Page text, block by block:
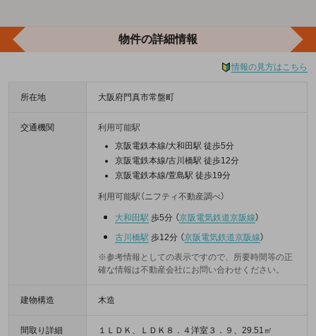
物件の詳細情報
情報の見方はこちら
所在地 大阪府門真市常盤町
交通機関
利用可能駅
京阪電鉄本線/大和田駅 徒歩5分
京阪電鉄本線/古川橋駅 徒歩12分
京阪電鉄本線/萱島駅 徒歩19分
利用可能駅（ニフティ不動産調べ）
大和田駅 歩5分 （京阪電気鉄道京阪線）
古川橋駅 歩12分 （京阪電気鉄道京阪線）
※参考情報としての表示ですので、所要時間等の正
確な情報は不動産会社にお問い合わせください。
建物構造 木造
間取り詳細
１ＬＤＫ、ＬＤＫ８．４洋室３．９、29.51㎡